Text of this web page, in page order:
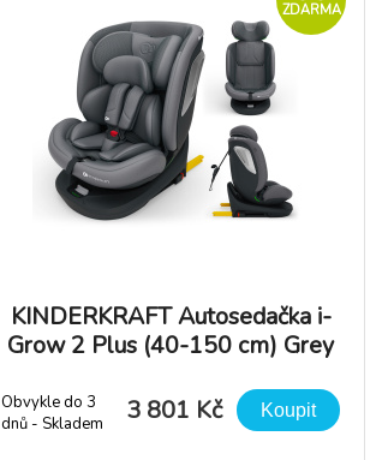
ZDARMA
KINDERKRAFT Autosedačka i-
Grow 2 Plus (40-150 cm) Grey
Obvykle do 3
dnů - Skladem
3 801 Kč Koupit